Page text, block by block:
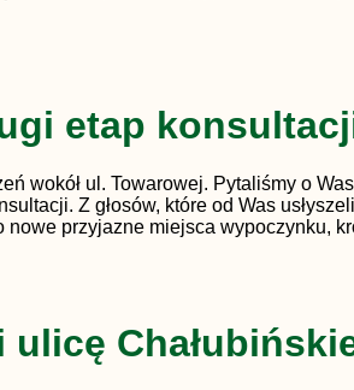
etap
wokół ul. Towarowej. Pytaliśmy o
Z głosów, które od Was
przyjazne miejsca wypoczynku,
ulicę